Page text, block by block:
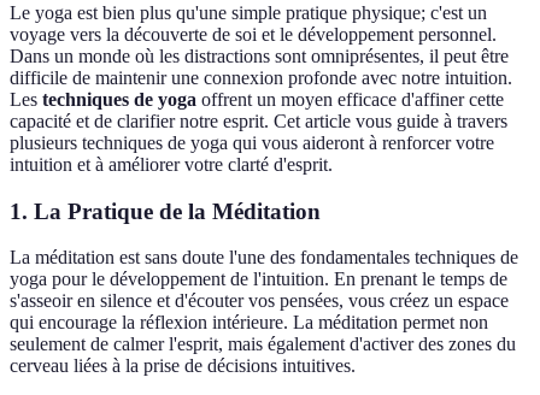
Le yoga est bien plus qu'une simple pratique physique; c'est un
voyage vers la découverte de soi et le développement personnel.
Dans un monde où les distractions sont omniprésentes, il peut être
difficile de maintenir une connexion profonde avec notre intuition.
Les techniques de yoga offrent un moyen efficace d'affiner cette
capacité et de clarifier notre esprit. Cet article vous guide à travers
plusieurs techniques de yoga qui vous aideront à renforcer votre
intuition et à améliorer votre clarté d'esprit.
1. La Pratique de la Méditation
La méditation est sans doute l'une des fondamentales techniques de
yoga pour le développement de l'intuition. En prenant le temps de
s'asseoir en silence et d'écouter vos pensées, vous créez un espace
qui encourage la réflexion intérieure. La méditation permet non
seulement de calmer l'esprit, mais également d'activer des zones du
cerveau liées à la prise de décisions intuitives.